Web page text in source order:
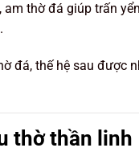
am thờ đá giúp trấn
đá, thế hệ sau được
thờ thần linh